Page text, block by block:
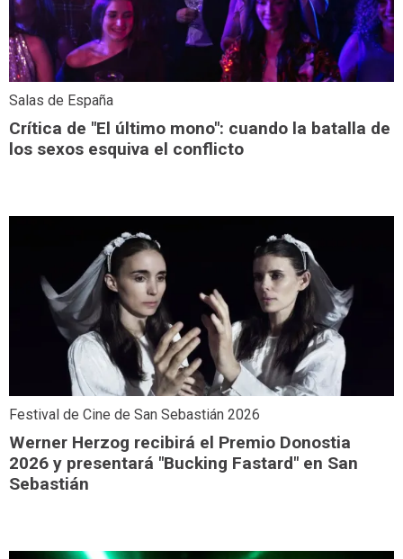
Salas de España
Crítica de "El último mono": cuando la batalla de
los sexos esquiva el conflicto
Festival de Cine de San Sebastián 2026
Werner Herzog recibirá el Premio Donostia
2026 y presentará "Bucking Fastard" en San
Sebastián